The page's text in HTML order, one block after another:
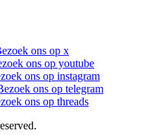
ons op x
ons op youtube
ons op instagram
ons op telegram
ons op threads